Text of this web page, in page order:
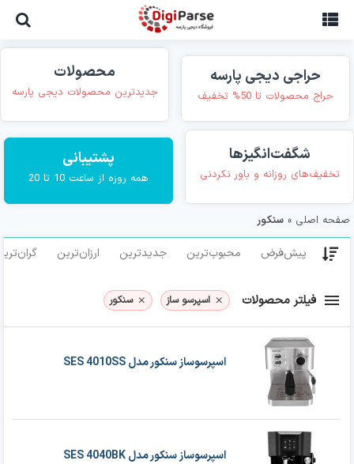
حراجی دیجی پارسه
حراج محصولات تا 50% تخفیف
محصولات
جدیدترین محصولات دیجی پارسه
شگفت‌انگیزها
تخفیف‌های روزانه و باور نکردنی
پشتیبانی
همه روزه از ساعت 10 تا 20
صفحه اصلی » سنکور
پیش‌فرض محبوب‌ترین جدیدترین ارزان‌ترین
فیلتر محصولات اسپرسو ساز سنکور
اسپرسوساز سنکور مدل SES 4010SS
اسپرسوساز سنکور مدل SES 4040BK